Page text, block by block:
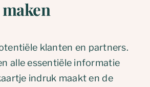
klanten en partners.
alle essentiële informatie
indruk maakt en de